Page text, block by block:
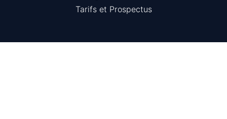
Tarifs et Prospectus